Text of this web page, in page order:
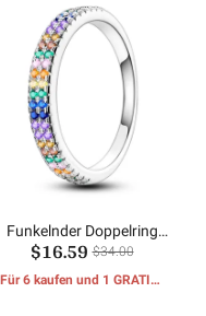
Funkelnder Doppelring
Bunter Ring
$16.59 $34.00
Für 6 kaufen und 1 GRATIS-